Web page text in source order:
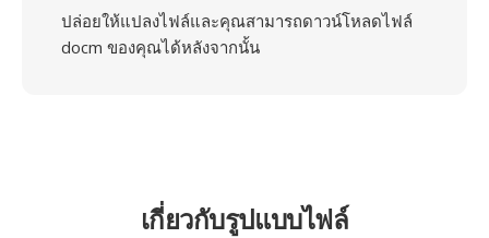
ปล่อยให้แปลงไฟล์และคุณสามารถดาวน์โหลดไฟล์
docm ของคุณได้หลังจากนั้น
เกี่ยวกับรูปแบบไฟล์